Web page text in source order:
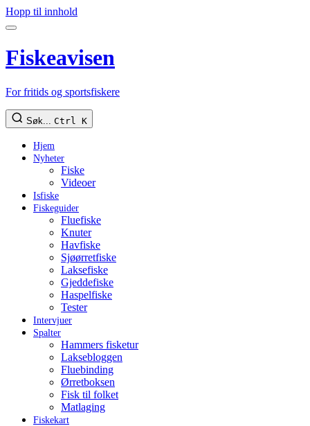
Hopp til innhold
Fiskeavisen
For fritids og sportsfiskere
Søk... Ctrl K
Hjem
Nyheter
Fiske
Videoer
Isfiske
Fiskeguider
Fluefiske
Knuter
Havfiske
Sjøørretfiske
Laksefiske
Gjeddefiske
Haspelfiske
Tester
Intervjuer
Spalter
Hammers fisketur
Laksebloggen
Fluebinding
Ørretboksen
Fisk til folket
Matlaging
Fiskekart